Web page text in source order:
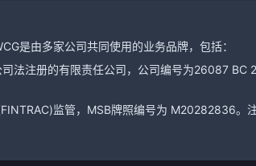
是由多家公司共同使用的业务品牌，包括：
法注册的有限责任公司，公司编号为26087
监管，MSB牌照编号为 M20282836